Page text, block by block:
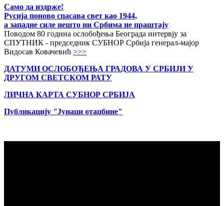
Само да издрже!
Русија поново спасава свет као 1944,
а западне силе нешто ни Србима не праштају
Поводом 80 година ослобођења Београда интервју за
СПУТНИК - председник СУБНОР Србија генерал-мајор
Видосав Ковачевић >>>
ДАТУМИ ОСЛОБОЂЕЊА ГРАДОВА У СРБИЈИ У
ДРУГОМ СВЕТСКОМ РАТУ
ЛИЧНА КАРТА СУБНОР СРБИЈА
Публикацију "Јунаци отаџбине"